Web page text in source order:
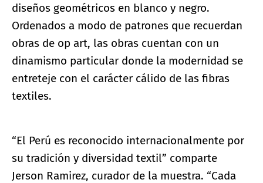
diseños geométricos en blanco y negro.
Ordenados a modo de patrones que recuerdan
obras de op art, las obras cuentan con un
dinamismo particular donde la modernidad se
entreteje con el carácter cálido de las fibras
textiles.
“El Perú es reconocido internacionalmente por
su tradición y diversidad textil” comparte
Jerson Ramirez, curador de la muestra. “Cada